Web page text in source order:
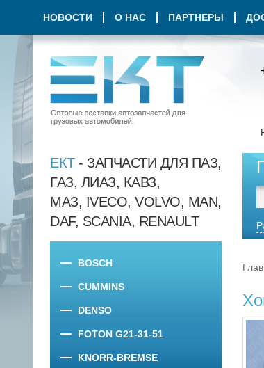
НОВОСТИ О НАС ПАРТНЕРЫ
ЕКТ- ЗАПЧАСТИ ДЛЯ ПАЗ,
ГАЗ, ЛИАЗ, КАВЗ,
МАЗ, IVECO, VOLVO, MAN,
DAF, SCANIA, RENAULT
BOSCH
CUMMINS
DENSO
FOTON G21-31-51
KNORR-BREMSE